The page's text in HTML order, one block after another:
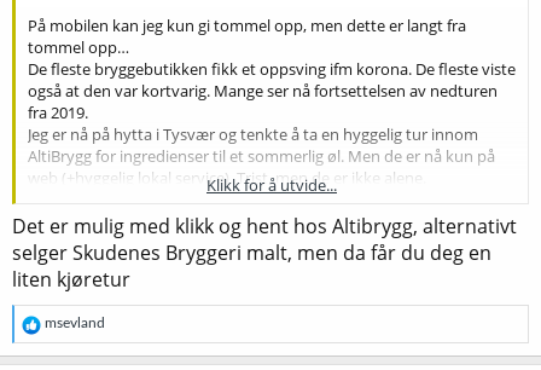
På mobilen kan jeg kun gi tommel opp, men dette er langt fra
tommel opp…
De fleste bryggebutikken fikk et oppsving ifm korona. De fleste viste
også at den var kortvarig. Mange ser nå fortsettelsen av nedturen
fra 2019.
Jeg er nå på hytta i Tysvær og tenkte å ta en hyggelig tur innom
AltiBrygg for ingredienser til et sommerlig øl. Men de er nå kun på
web (+hyggelig lokal service). Trist, men de er ikke alene.
Dersom den største går under, varsler det dårlig for alle oss som
foretrekker nærbutikk over Web.
Ikke noe galt med web…
‘Winter is comming’
På tide med en Winter warmer
M
Klikk for å utvide...
Det er mulig med klikk og hent hos Altibrygg, alternativt
selger Skudenes Bryggeri malt, men da får du deg en
liten kjøretur
R
e
a
msevland